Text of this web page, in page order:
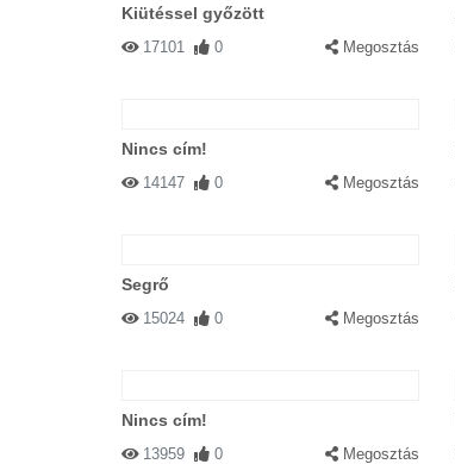
Kiütéssel győzött
17101 0 Megosztás
Nincs cím!
14147 0 Megosztás
Segrő
15024 0 Megosztás
Nincs cím!
13959 0 Megosztás